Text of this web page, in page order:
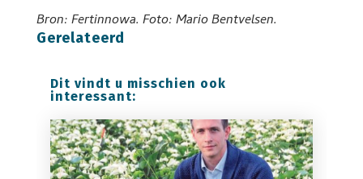
Bron: Fertinnowa. Foto: Mario Bentvelsen.
Gerelateerd
Dit vindt u misschien ook
interessant: